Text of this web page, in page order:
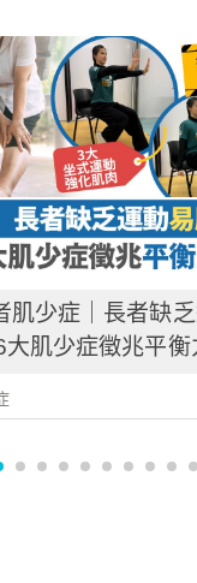
肌少症｜長者缺
大肌少症徵兆平